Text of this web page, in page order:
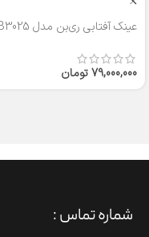
عینک آفتابی ری‌بن مدل RB3025
79,000,000تومان
شماره تماس :